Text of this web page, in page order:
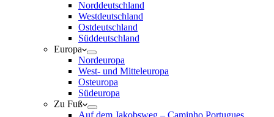
Norddeutschland
Westdeutschland
Ostdeutschland
Süddeutschland
Europa
Nordeuropa
West- und Mitteleuropa
Osteuropa
Südeuropa
Zu Fuß
Auf dem Jakobsweg – Caminho Portugues